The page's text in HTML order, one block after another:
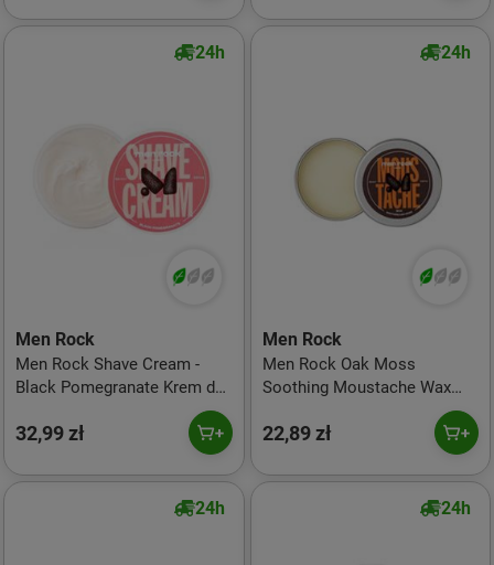
24h
Men Rock
Men Rock Shave Cream -
Black Pomegranate Krem do
32,99 zł
24h
Men Rock
Men Rock Oak Moss
Soothing Moustache Wax
22,89 zł
24h 24h